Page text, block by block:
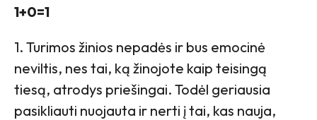
1+0=1
1. Turimos žinios nepadės ir bus emocinė
neviltis, nes tai, ką žinojote kaip teisingą
tiesą, atrodys priešingai. Todėl geriausia
pasikliauti nuojauta ir nerti į tai, kas nauja,